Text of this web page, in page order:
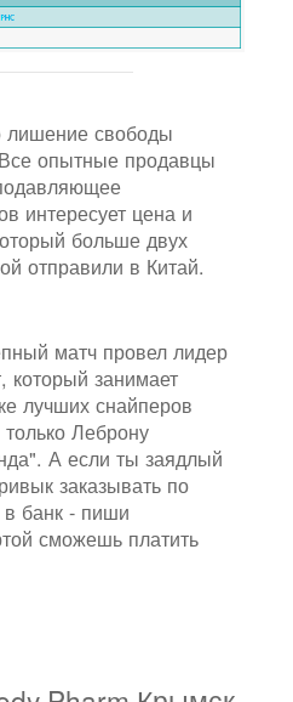
свободы
опытные продавцы
интересует цена и
больше двух
отправили в Китай.
матч провел лидер
который занимает
лучших снайперов
Леброну
А если ты заядлый
заказывать по
в банк - пиши
сможешь платить